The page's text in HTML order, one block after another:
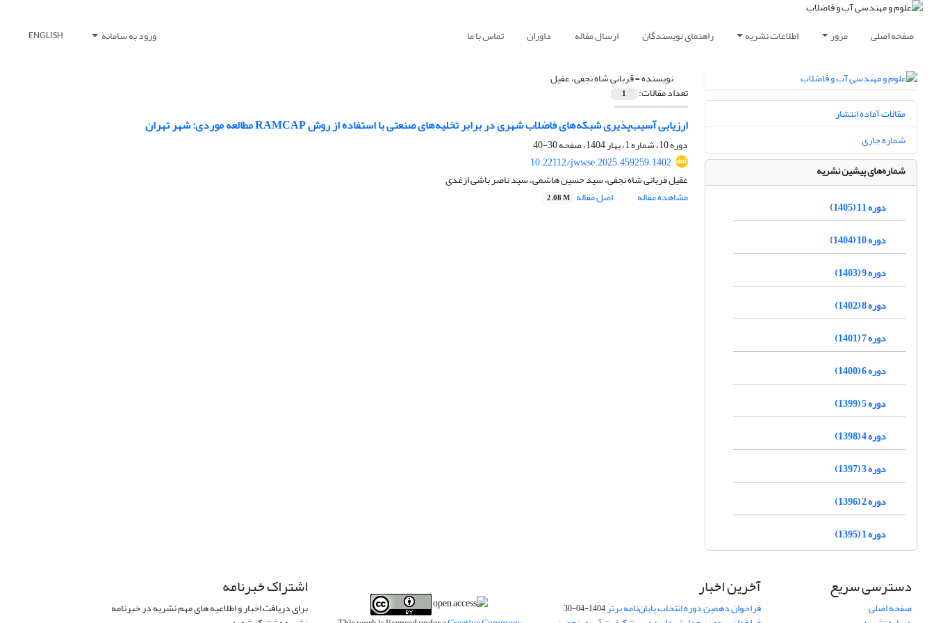
صفحه اصلی مرور اطلاعات نشریه راهنمای نویسندگان ارسال مقاله داوران تماس با ما ورود به سامانه ENGLISH
نویسنده =قربانی شاه نجفی، عقیل
تعداد مقالات: 1
ارزیابی آسیب‌پذیری شبکه‌های فاضلاب شهری در برابر تخلیه‌های صنعتی با استفاده از روش RAMCAP مطالعه موردی: شهر تهران
دوره 10، شماره 1، بهار 1404، صفحه
30-40
10.22112/jwwse.2025.459259.1402
عقیل قربانی شاه نجفی، سید حسین هاشمی، سید ناصر باشی ازغدی
مشاهده مقاله
اصل مقاله 2.08 M
مقالات آماده انتشار
شماره جاری
شماره‌های پیشین نشریه
دوره 11 (1405)
دوره 10 (1404)
دوره 9 (1403)
دوره 8 (1402)
دوره 7 (1401)
دوره 6 (1400)
دوره 5 (1399)
دوره 4 (1398)
دوره 3 (1397)
دوره 2 (1396)
دوره 1 (1395)
دسترسی سریع
صفحه اصلی
آخرین اخبار
فراخوان دهمین دوره انتخاب پایان‌نامه برتر1404-04-30
اشتراک خبرنامه
برای دریافت اخبار و اطلاعیه های مهم نشریه در خبرنامه